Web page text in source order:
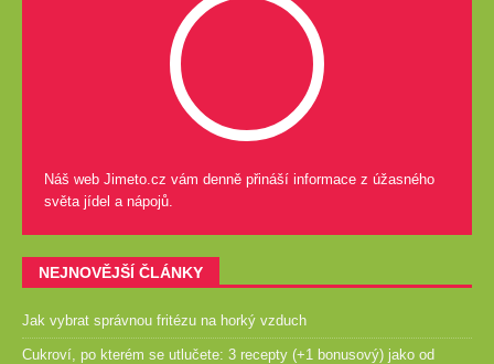
Náš web Jimeto.cz vám denně přináší informace z úžasného
světa jídel a nápojů.
NEJNOVĚJŠÍ ČLÁNKY
Jak vybrat správnou fritézu na horký vzduch
Cukroví, po kterém se utlučete: 3 recepty (+1 bonusový) jako od